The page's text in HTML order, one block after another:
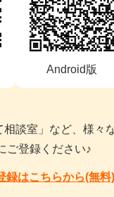
Android版
談室」など、様々
ご登録ください♪
録はこちらから(無料)